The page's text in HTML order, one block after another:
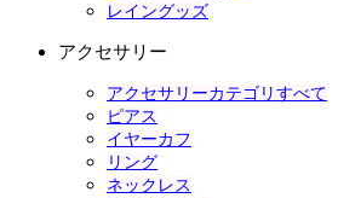
レイングッズ
アクセサリー
アクセサリーカテゴリすべて
ピアス
イヤーカフ
リング
ネックレス